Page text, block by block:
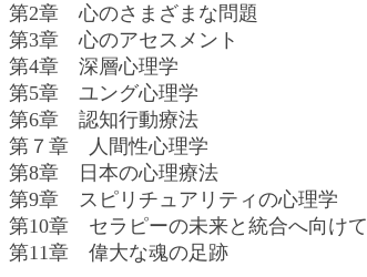
第2章 心のさまざまな問題
第3章 心のアセスメント
第4章 深層心理学
第5章 ユング心理学
第6章 認知行動療法
第７章 人間性心理学
第8章 日本の心理療法
第9章 スピリチュアリティの心理学
第10章 セラピーの未来と統合へ向けて
第11章 偉大な魂の足跡